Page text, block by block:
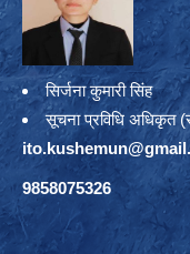
सिर्जना कुमारी सिंह
सूचना प्रविधि अधिकृत
9858075326